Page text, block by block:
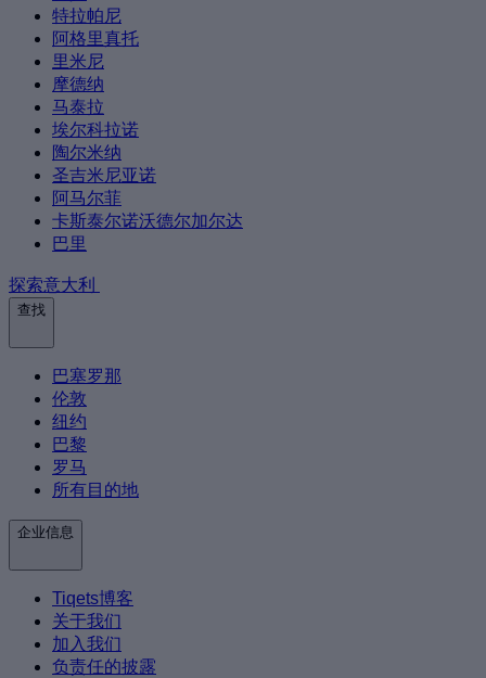
特拉帕尼
阿格里真托
里米尼
摩德纳
马泰拉
埃尔科拉诺
陶尔米纳
圣吉米尼亚诺
阿马尔菲
卡斯泰尔诺沃德尔加尔达
巴里
探索意大利
查找
巴塞罗那
伦敦
纽约
巴黎
罗马
所有目的地
企业信息
Tiqets博客
关于我们
加入我们
负责任的披露